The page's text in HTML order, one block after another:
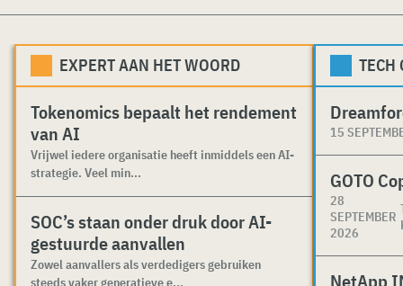
EXPERT AAN HET WOORD
Tokenomics bepaalt het rendement
van AI
Vrijwel iedere organisatie heeft inmiddels een AI-
strategie. Veel min...
SOC’s staan onder druk door AI-
gestuurde aanvallen
Zowel aanvallers als verdedigers gebruiken
steeds vaker generatieve e...
TECH
15
GOTO
28
SEPTEMBER
2026
NetApp